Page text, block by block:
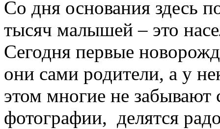
Со дня основания здесь
тысяч малышей – это
Сегодня первые
они сами родители, а у
этом многие не
фотографии, делятся